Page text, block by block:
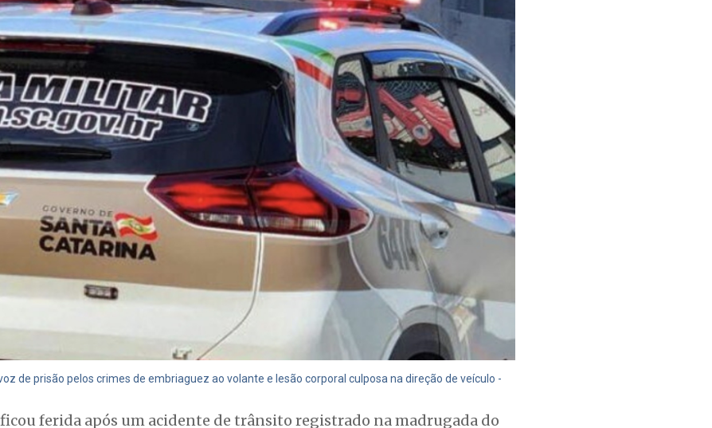
de prisão pelos crimes de embriaguez ao volante e lesão corporal culposa na direção de veículo -
ferida após um acidente de trânsito registrado na madrugada do